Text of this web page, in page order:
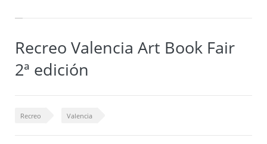
Recreo Valencia Art Book Fair
2ª edición
Recreo Valencia